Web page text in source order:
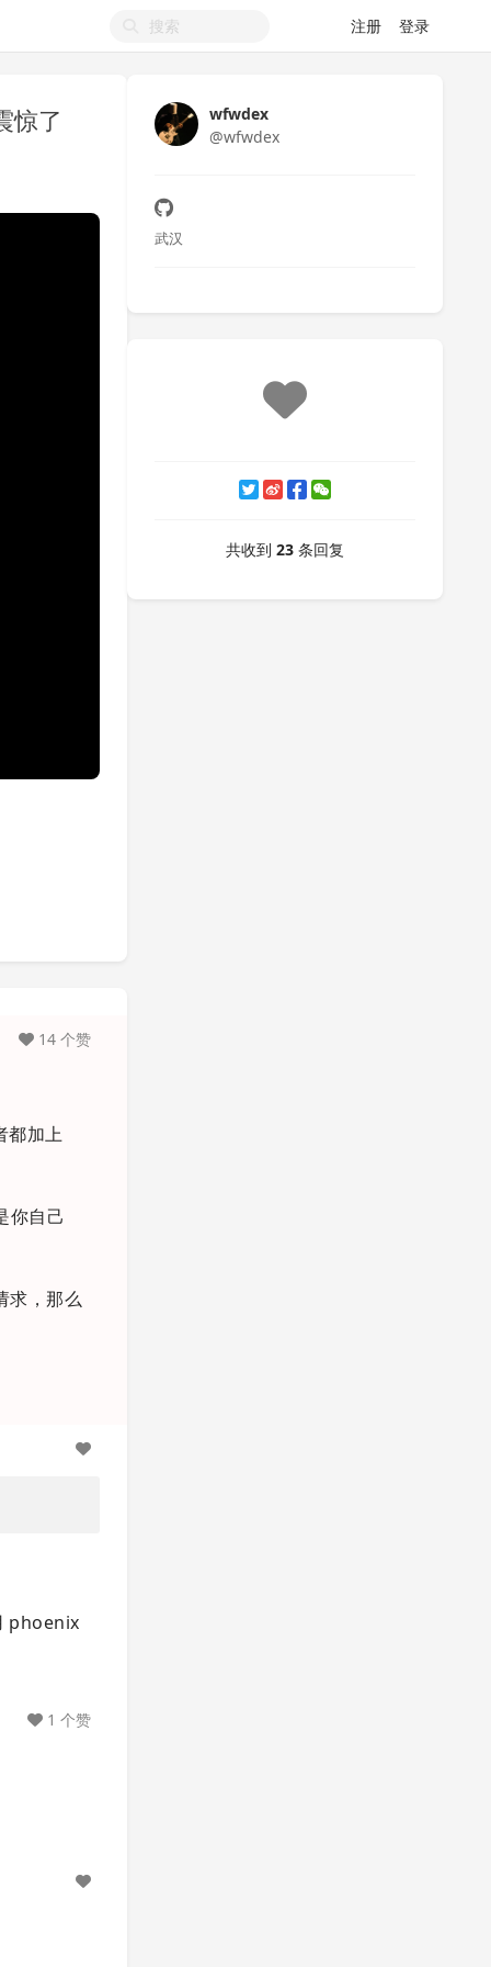
注册 登录
惊了
都加上
你自己
求，那么
14 个赞
phoenix
1 个赞
wfwdex
@wfwdex
武汉
共收到 23 条回复